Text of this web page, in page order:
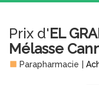
Prix d'EL
Mélasse
Parapharmacie